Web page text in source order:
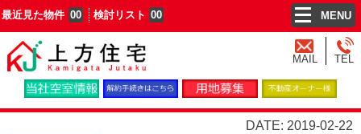
最近見た物件 00 検討リスト 00 MENU
MAIL TEL
DATE: 2019-02-22